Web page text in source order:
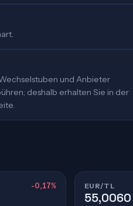
und Anbieter
deshalb erhalten Sie in der
-0,17% EUR/TL
55,0060